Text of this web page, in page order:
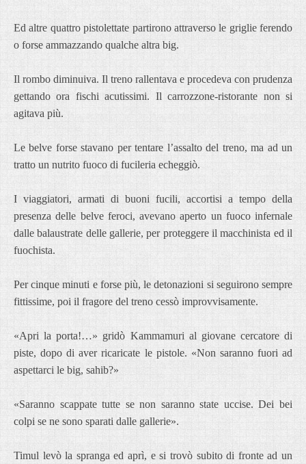
Ed altre quattro pistolettate partirono attraverso le griglie ferendo
o forse ammazzando qualche altra big.
Il rombo diminuiva. Il treno rallentava e procedeva con prudenza
gettando ora fischi acutissimi. Il carrozzone-ristorante non si
agitava più.
Le belve forse stavano per tentare l’assalto del treno, ma ad un
tratto un nutrito fuoco di fucileria echeggiò.
I viaggiatori, armati di buoni fucili, accortisi a tempo della
presenza delle belve feroci, avevano aperto un fuoco infernale
dalle balaustrate delle gallerie, per proteggere il macchinista ed il
fuochista.
Per cinque minuti e forse più, le detonazioni si seguirono sempre
fittissime, poi il fragore del treno cessò improvvisamente.
«Apri la porta!…» gridò Kammamuri al giovane cercatore di
piste, dopo di aver ricaricate le pistole. «Non saranno fuori ad
aspettarci le big, sahib?»
«Saranno scappate tutte se non saranno state uccise. Dei bei
colpi se ne sono sparati dalle gallerie».
Timul levò la spranga ed aprì, e si trovò subito di fronte ad un